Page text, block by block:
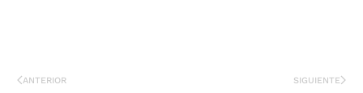
ANTERIOR SIGUIENTE